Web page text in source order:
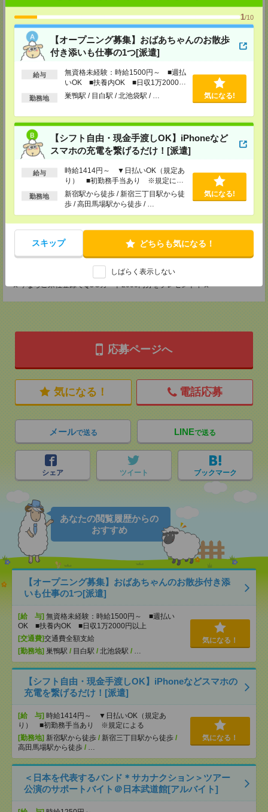
1/10
【オープニング募集】おばあちゃんのお散歩
付き添いも仕事の1つ[派遣]
給与
無資格未経験：時給1500円～ ■週払
いOK ■扶養内OK ■日収1万2000円
以上
勤務地 巣鴨駅 / 目白駅 / 北池袋駅 / … 気になる!
【シフト自由・現金手渡しOK】iPhoneなど
スマホの充電を繋げるだけ！[派遣]
給与
時給1414円～ ▼日払いOK（規定あ
り） ■初勤務手当あり ※規定によ
る
勤務地
新宿駅から徒歩 / 新宿三丁目駅から徒
歩 / 高田馬場駅から徒歩 / …
気になる!
スキップ どちらも気になる！
しばらく表示しない
メディカルケア事業部 新宿オフィス
東京都新宿区新宿2-3-10 新宿御苑ビル6階
TEL：0120-457-235
MAIL：tenshoku@nikken-ts.jp
担当：採用担当
メディカルケア事業部 立川事業所
東京都立川市錦町1-12-14
MAIL：tenshoku@nikken-ts.jp
担当：採用担当
メディカルケア事業部 町田オフィス
東京都町田市森野1-7-23 大樹生命町田ビル6F
TEL：0120-453-285
MAIL：tenshoku@nikken-ts.jp
メディカルケア事業部 横浜オフィス
神奈川県横浜市保土ケ谷区神戸町134 横浜ビジネスパークサウスタワー
2F B区画
TEL：0120-901-799
MAIL：tenshoku@nikken-ts.jp
担当：採用担当
★今ならご来社登録でQUOカード2000円分をプレゼント中★
応募ページへ
気になる！ 電話応募
メールで送る LINEで送る
シェア ツイート ブックマーク
あなたの閲覧履歴からの
おすすめ
【オープニング募集】おばあちゃんのお散歩付き添
いも仕事の1つ[派遣]
[給 与] 無資格未経験：時給1500円～ ■週払い
OK ■扶養内OK ■日収1万2000円以上
[交通費]交通費全額支給
[勤務地] 巣鴨駅 / 目白駅 / 北池袋駅 / …
気になる！
【シフト自由・現金手渡しOK】iPhoneなどスマホの
充電を繋げるだけ！[派遣]
[給 与] 時給1414円～ ▼日払いOK（規定あ
り） ■初勤務手当あり ※規定による
[勤務地] 新宿駅から徒歩 / 新宿三丁目駅から徒歩 /
高田馬場駅から徒歩 / …
気になる！
＜日本を代表するバンド＊サカナクション＞ツアー
公演のサポートバイト＠日本武道館[アルバイト]